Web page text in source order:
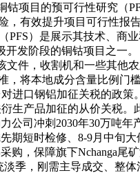
钴项目的预可行性研究（
有效提升项目可行性报
PFS）是展示其技术、商
发阶段的铜钴项目之一
件，收割机和一些其他
将本地成分含量比例门
进口钢铝加征关税的政
产品加征的从价关税。
公司冲刺2030年30万吨
期短时检修、8-9月中旬
购，保障旗下Nchanga尾
季，刚需主导成交、整